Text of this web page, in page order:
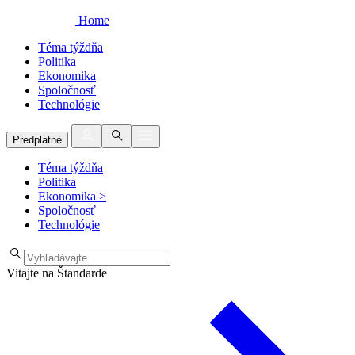
Home
Téma týždňa
Politika
Ekonomika
Spoločnosť
Technológie
Predplatné
Téma týždňa
Politika
Ekonomika >
Spoločnosť
Technológie
Vitajte na Štandarde